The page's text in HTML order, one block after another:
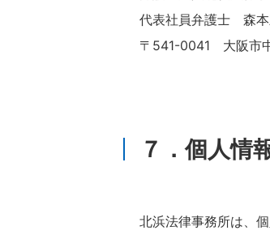
代表社員弁護士 森
〒541-0041 大阪市
７．個人情
北浜法律事務所は、